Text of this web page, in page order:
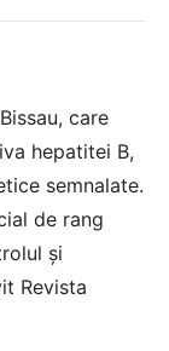
care
hepatitei B,
semnalate.
de rang
și
Revista